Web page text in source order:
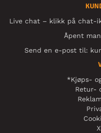
Live chat – klikk på chat-
Åpent
Send en e-post til:
*Kjøps-
Retur-